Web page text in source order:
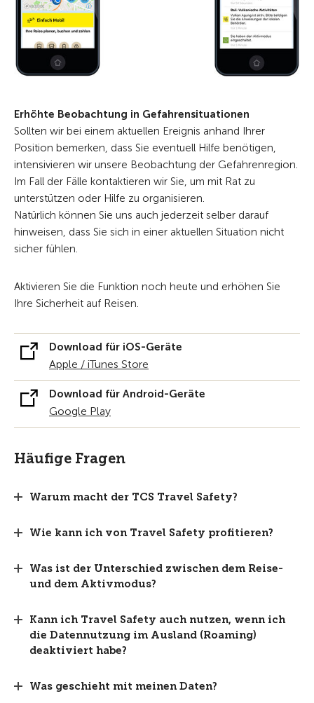
Erhöhte Beobachtung in Gefahrensituationen
Sollten wir bei einem aktuellen Ereignis anhand Ihrer
Position bemerken, dass Sie eventuell Hilfe benötigen,
intensivieren wir unsere Beobachtung der Gefahrenregion.
Im Fall der Fälle kontaktieren wir Sie, um mit Rat zu
unterstützen oder Hilfe zu organisieren.
Natürlich können Sie uns auch jederzeit selber darauf
hinweisen, dass Sie sich in einer aktuellen Situation nicht
sicher fühlen.
Aktivieren Sie die Funktion noch heute und erhöhen Sie
Ihre Sicherheit auf Reisen.
Download für iOS-Geräte
Apple / iTunes Store
Download für Android-Geräte
Google Play
Häufige Fragen
Warum macht der TCS Travel Safety?
Wie kann ich von Travel Safety profitieren?
Was ist der Unterschied zwischen dem Reise-
und dem Aktivmodus?
Kann ich Travel Safety auch nutzen, wenn ich
die Datennutzung im Ausland (Roaming)
deaktiviert habe?
Was geschieht mit meinen Daten?